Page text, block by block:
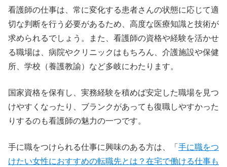
看護師の仕事は、常に変化する患者さんの状態に応じて適
切な判断を行う必要があるため、高度な医療知識と技術が
求められるでしょう。また、看護師の資格や経験を活かせ
る職場は、病院やクリニックはもちろん、介護施設や保健
所、学校（養護教諭）など多岐にわたります。
国家資格を保有し、実務経験を積めば安定した職場を見つ
けやすくなったり、ブランクがあっても復職しやすかった
りするのも看護師の魅力の一つです。
手に職をつけられる仕事に興味のある方は、「 手に職をつ
けたい女性におすすめの転職先とは？在宅で働ける仕事も